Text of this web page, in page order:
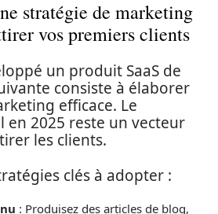
stratégie de marketing
vos premiers clients
un produit SaaS de
consiste à élaborer
efficace. Le
2025 reste un vecteur
les clients.
clés à adopter :
: Produisez des articles de blog,